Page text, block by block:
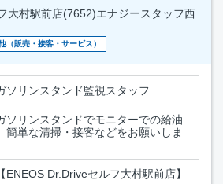
大村駅前店(7652)エナジースタッフ西
（販売・接客・サービス）
ソリンスタンド監視スタッフ
ソリンスタンドでモニターでの給油
簡単な清掃・接客などをお願いしま
ENEOS Dr.Driveセルフ大村駅前店】